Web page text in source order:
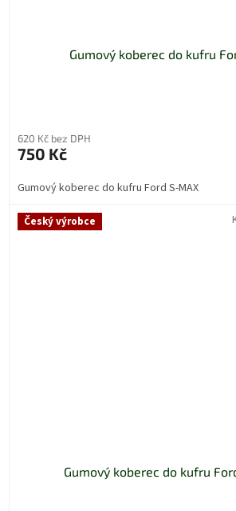
Gumový koberec do kufru
620 Kč bez DPH
750 Kč
Gumový koberec do kufru Ford S-MAX
Český výrobce
Gumový koberec do kufru